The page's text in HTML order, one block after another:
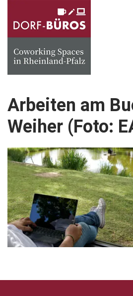
springen
Arbeiten am
Weiher (Foto: